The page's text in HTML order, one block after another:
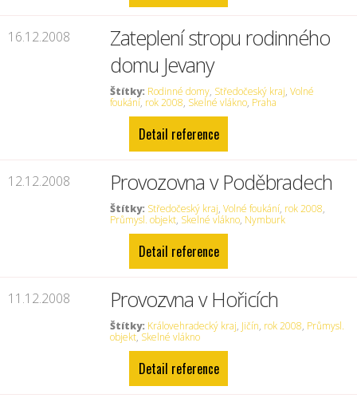
16.12.2008
Zateplení stropu rodinného
domu Jevany
Štítky: Rodinné domy, Středočeský kraj,Volné
foukání, rok 2008, Skelné vlákno, Praha
Detail reference
12.12.2008 Provozovna v Poděbradech
Štítky: Středočeský kraj,Volné foukání, rok 2008,
Průmysl. objekt, Skelné vlákno, Nymburk
Detail reference
11.12.2008 Provozvna v Hořicích
Štítky: Královehradecký kraj, Jičín, rok 2008, Průmysl.
objekt, Skelné vlákno
Detail reference